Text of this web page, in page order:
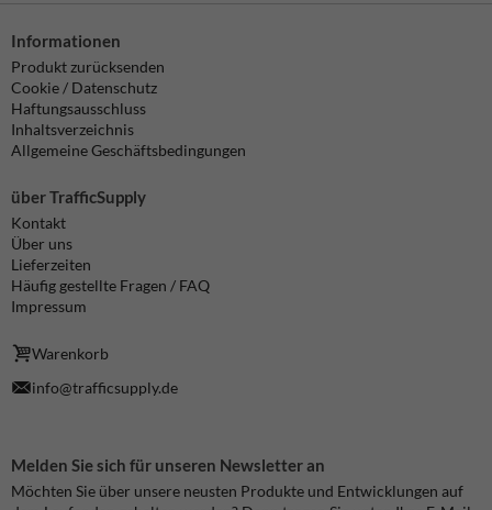
Informationen
Produkt zurücksenden
Cookie / Datenschutz
Haftungsausschluss
Inhaltsverzeichnis
Allgemeine Geschäftsbedingungen
über TrafficSupply
Kontakt
Über uns
Lieferzeiten
Häufig gestellte Fragen / FAQ
Impressum
Warenkorb
info@trafficsupply.de
Melden Sie sich für unseren Newsletter an
Möchten Sie über unsere neusten Produkte und Entwicklungen auf